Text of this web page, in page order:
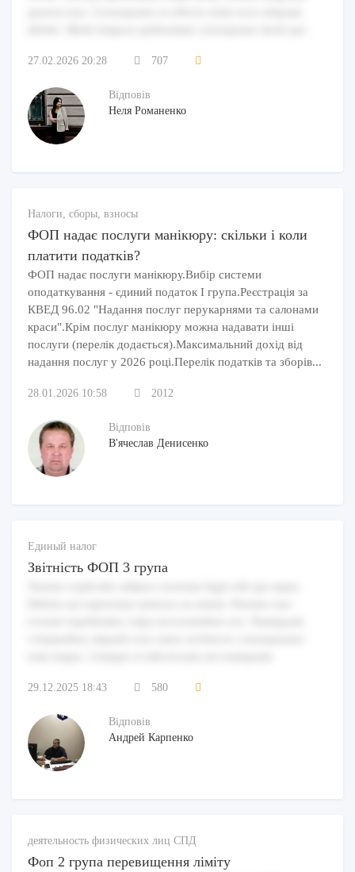
27.02.2026 20:28 707
Відповів
Неля Романенко
Налоги, сборы, взносы
ФОП надає послуги манікюру: скільки і коли
платити податків?
ФОП надає послуги манікюру.Вибір системи
оподаткування - єдиний податок І група.Реєстрація за
КВЕД 96.02 "Надання послуг перукарнями та салонами
краси".Крім послуг манікюру можна надавати інші
послуги (перелік додається).Максимальний дохід від
надання послуг у 2026 році.Перелік податків та зборів...
28.01.2026 10:58 2012
Відповів
В'ячеслав Денисенко
Единый налог
Звітність ФОП 3 група
29.12.2025 18:43 580
Відповів
Андрей Карпенко
деятельность физических лиц СПД
Фоп 2 група перевищення ліміту